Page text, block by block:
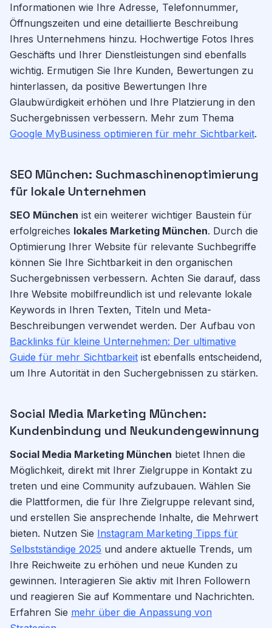
Informationen wie Ihre Adresse, Telefonnummer,
Öffnungszeiten und eine detaillierte Beschreibung
Ihres Unternehmens hinzu. Hochwertige Fotos Ihres
Geschäfts und Ihrer Dienstleistungen sind ebenfalls
wichtig. Ermutigen Sie Ihre Kunden, Bewertungen zu
hinterlassen, da positive Bewertungen Ihre
Glaubwürdigkeit erhöhen und Ihre Platzierung in den
Suchergebnissen verbessern. Mehr zum Thema
Google MyBusiness optimieren für mehr Sichtbarkeit.
SEO München: Suchmaschinenoptimierung
für lokale Unternehmen
SEO München ist ein weiterer wichtiger Baustein für
erfolgreiches lokales Marketing München. Durch die
Optimierung Ihrer Website für relevante Suchbegriffe
können Sie Ihre Sichtbarkeit in den organischen
Suchergebnissen verbessern. Achten Sie darauf, dass
Ihre Website mobilfreundlich ist und relevante lokale
Keywords in Ihren Texten, Titeln und Meta-
Beschreibungen verwendet werden. Der Aufbau von
Backlinks für kleine Unternehmen: Der ultimative
Guide für mehr Sichtbarkeit ist ebenfalls entscheidend,
um Ihre Autorität in den Suchergebnissen zu stärken.
Social Media Marketing München:
Kundenbindung und Neukundengewinnung
Social Media Marketing München bietet Ihnen die
Möglichkeit, direkt mit Ihrer Zielgruppe in Kontakt zu
treten und eine Community aufzubauen. Wählen Sie
die Plattformen, die für Ihre Zielgruppe relevant sind,
und erstellen Sie ansprechende Inhalte, die Mehrwert
bieten. Nutzen Sie Instagram Marketing Tipps für
Selbstständige 2025 und andere aktuelle Trends, um
Ihre Reichweite zu erhöhen und neue Kunden zu
gewinnen. Interagieren Sie aktiv mit Ihren Followern
und reagieren Sie auf Kommentare und Nachrichten.
Erfahren Sie mehr über die Anpassung von